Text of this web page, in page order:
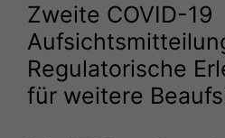
Zweite COVID-19
Regulatorische
für weitere